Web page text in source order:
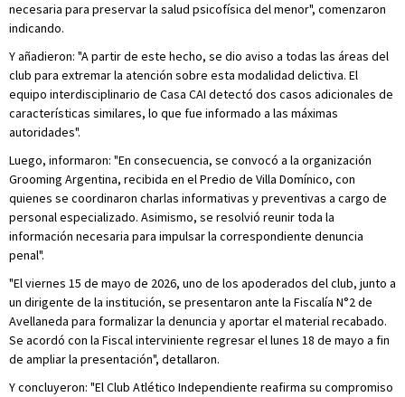
necesaria para preservar la salud psicofísica del menor", comenzaron
indicando.
Y añadieron: "A partir de este hecho, se dio aviso a todas las áreas del
club para extremar la atención sobre esta modalidad delictiva. El
equipo interdisciplinario de Casa CAI detectó dos casos adicionales de
características similares, lo que fue informado a las máximas
autoridades".
Luego, informaron: "En consecuencia, se convocó a la organización
Grooming Argentina, recibida en el Predio de Villa Domínico, con
quienes se coordinaron charlas informativas y preventivas a cargo de
personal especializado. Asimismo, se resolvió reunir toda la
información necesaria para impulsar la correspondiente denuncia
penal".
"El viernes 15 de mayo de 2026, uno de los apoderados del club, junto a
un dirigente de la institución, se presentaron ante la Fiscalía N°2 de
Avellaneda para formalizar la denuncia y aportar el material recabado.
Se acordó con la Fiscal interviniente regresar el lunes 18 de mayo a fin
de ampliar la presentación", detallaron.
Y concluyeron: "El Club Atlético Independiente reafirma su compromiso